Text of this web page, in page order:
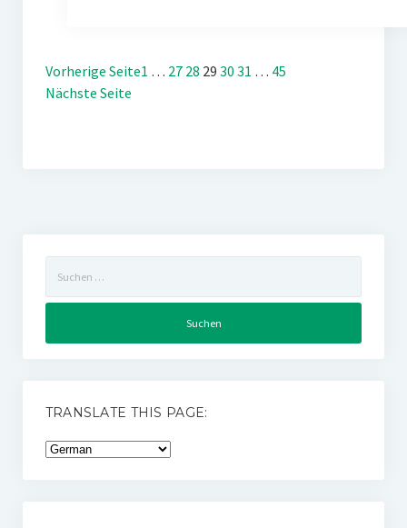
Vorherige Seite1 … 27 28 29 30 31 … 45
Nächste Seite
nach:
TRANSLATE THIS PAGE: